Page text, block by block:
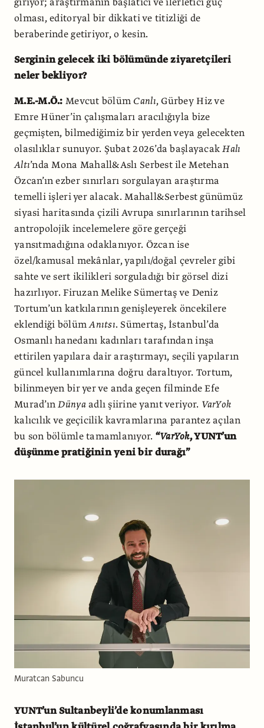
olması, editoryal bir dikkati ve titizliği de
beraberinde getiriyor, o kesin.
Serginin gelecek iki bölümünde ziyaretçileri
neler bekliyor?
M.E.-M.Ö.: Mevcut bölüm Canlı, Gürbey Hiz ve
Emre Hüner’in çalışmaları aracılığıyla bize
geçmişten, bilmediğimiz bir yerden veya gelecekten
olasılıklar sunuyor. Şubat 2026’da başlayacakHalı
Altı’nda Mona Mahall&Aslı Serbest ile Metehan
Özcan’ın ezber sınırları sorgulayan araştırma
temelli işleri yer alacak. Mahall&Serbest günümüz
siyasi haritasında çizili Avrupa sınırlarının tarihsel
antropolojik incelemelere göre gerçeği
yansıtmadığına odaklanıyor. Özcan ise
özel/kamusal mekânlar, yapılı/doğal çevreler gibi
sahte ve sert ikilikleri sorguladığı bir görsel dizi
hazırlıyor. Firuzan Melike Sümertaş ve Deniz
Tortum’un katkılarının genişleyerek öncekilere
eklendiği bölümAnıtsı. Sümertaş, İstanbul’da
Osmanlı hanedanı kadınları tarafından inşa
ettirilen yapılara dair araştırmayı, seçili yapıların
güncel kullanımlarına doğru daraltıyor. Tortum,
bilinmeyen bir yer ve anda geçen filminde Efe
Murad’ınDünyaadlı şiirine yanıt veriyor. VarYok
kalıcılık ve geçicilik kavramlarına parantez açılan
bu son bölümle tamamlanıyor. “VarYok, YUNT’un
düşünme pratiğinin yeni bir durağı”
Muratcan Sabuncu
YUNT’un Sultanbeyli’de konumlanması